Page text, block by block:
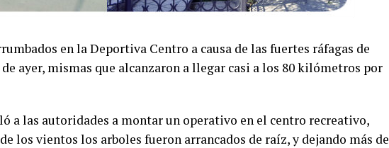
en la Deportiva Centro a causa de las fuertes ráfagas de
ayer, mismas que alcanzaron a llegar casi a los 80 kilómetros por
a las autoridades a montar un operativo en el centro recreativo,
los vientos los arboles fueron arrancados de raíz, y dejando más de